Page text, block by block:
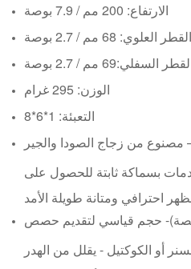
الارتفاع: 200 مم / 7.9 بوصة
القطر العلوي: 68 مم / 2.7 بوصة
السفلي:69 مم / 2.7 بوصة
الوزن: 295 غرام
التعبئة: 1*6*8
مصنوع من زجاج الصودا والجير
بسماكة ثابتة للحصول على
- حجم قياسي لتقديم حصص
أو الكوكتيل - يقلل من الهدر